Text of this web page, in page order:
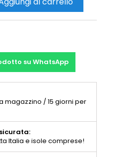
su WhatsApp
magazzino / 15 giorni per
Italia e isole comprese!